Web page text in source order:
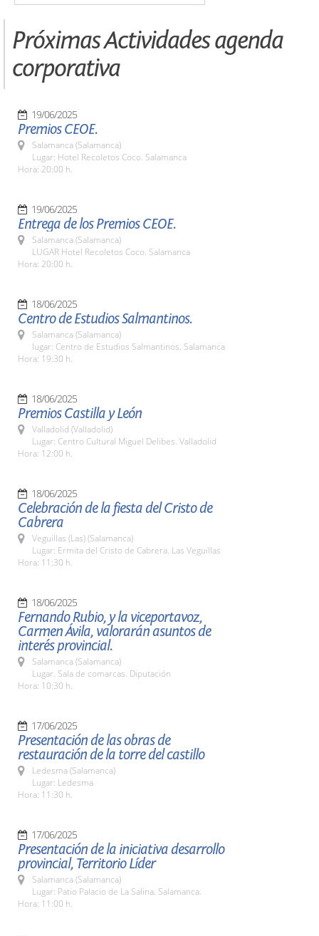
Próximas Actividades agenda
corporativa
19/06/2025
Premios CEOE.
Salamanca (Salamanca)
Lugar: Hotel Recoletos Coco. Salamanca
Hora: 20:00 h.
19/06/2025
Entrega de los Premios CEOE.
Salamanca (Salamanca)
LUGAR Hotel Recoletos Coco. Salamanca
Hora: 20:00 h.
18/06/2025
Centro de Estudios Salmantinos.
Salamanca (Salamanca)
lugar: Centro de Estudios Salmantinos. Salamanca
Hora: 19:30 h.
18/06/2025
Premios Castilla y León
Valladolid (Valladolid)
Lugar: Centro Cultural Miguel Delibes. Valladolid
Hora: 12:00 h.
18/06/2025
Celebración de la fiesta del Cristo de
Cabrera
Veguillas (Las) (Salamanca)
Lugar: Ermita del Cristo de Cabrera. Las Veguillas
Hora: 11:30 h.
18/06/2025
Fernando Rubio, y la viceportavoz,
Carmen Ávila, valorarán asuntos de
interés provincial.
Salamanca (Salamanca)
Lugar. Sala de comarcas. Diputación
Hora: 10:30 h.
17/06/2025
Presentación de las obras de
restauración de la torre del castillo
Ledesma (Salamanca)
Lugar: Ledesma
Hora: 11:30 h.
17/06/2025
Presentación de la iniciativa desarrollo
provincial, Territorio Líder
Salamanca (Salamanca)
Lugar: Patio Palacio de La Salina. Salamanca.
Hora: 11:00 h.